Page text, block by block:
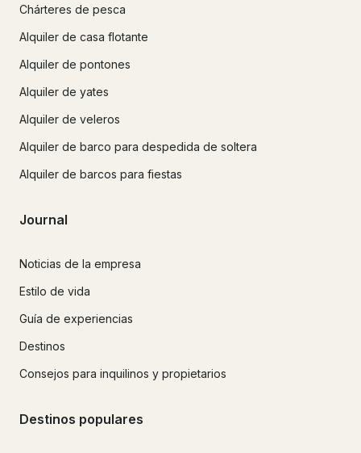
Chárteres de pesca
Alquiler de casa flotante
Alquiler de pontones
Alquiler de yates
Alquiler de veleros
Alquiler de barco para despedida de soltera
Alquiler de barcos para fiestas
Journal
Noticias de la empresa
Estilo de vida
Guía de experiencias
Destinos
Consejos para inquilinos y propietarios
Destinos populares